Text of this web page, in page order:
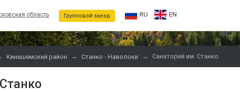
область Групповой заезд RU EN
Кинешемский район → Станко - Наволоки → Санаторий им. Станко